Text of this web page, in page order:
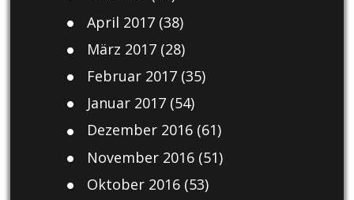
April 2017(38)
März 2017(28)
Februar 2017(35)
Januar 2017(54)
Dezember 2016(61)
November 2016(51)
Oktober 2016(53)